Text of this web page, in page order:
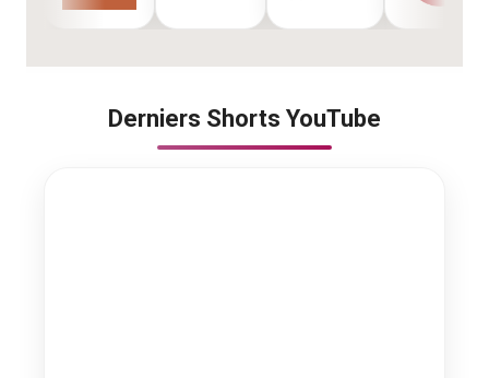
Derniers Shorts YouTube